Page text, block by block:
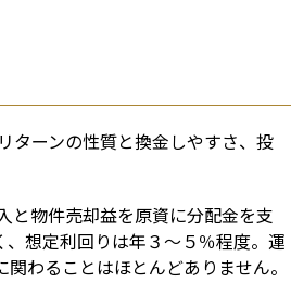
ターンの性質と換金しやすさ、投
と物件売却益を原資に分配金を支
想定利回りは年３〜５％程度。運
わることはほとんどありません。